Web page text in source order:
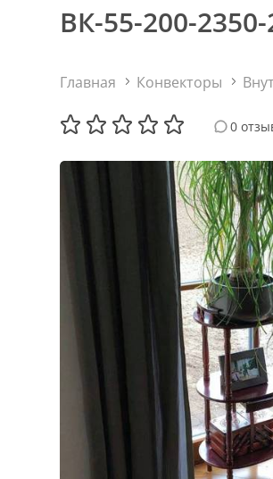
ВК-55-200-
Главная Конвекторы
0